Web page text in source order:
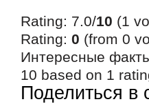
Rating: 7.0/10 (1
Rating: 0 (from 0
Интересные
10 based on 1
Поделиться в